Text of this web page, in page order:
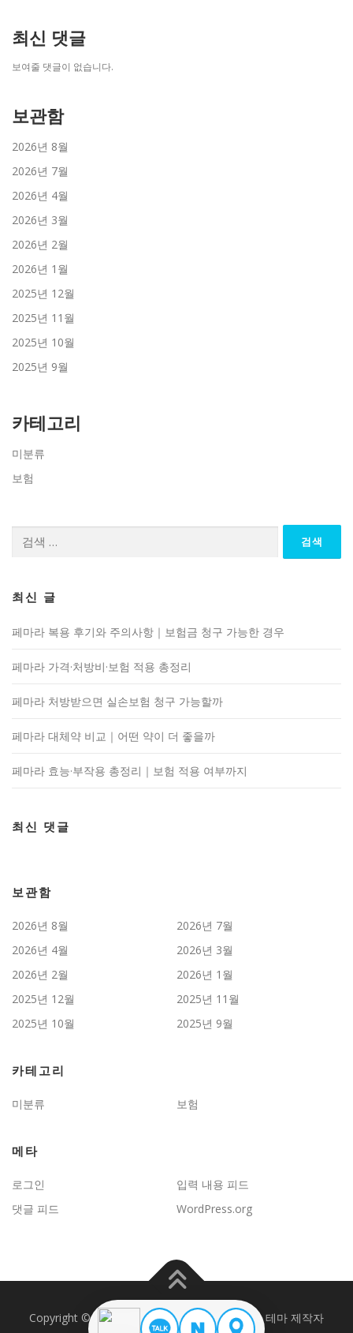
최신 댓글
보여줄 댓글이 없습니다.
보관함
2026년 8월
2026년 7월
2026년 4월
2026년 3월
2026년 2월
2026년 1월
2025년 12월
2025년 11월
2025년 10월
2025년 9월
카테고리
미분류
보험
최신 글
페마라 복용 후기와 주의사항｜보험금 청구 가능한 경우
페마라 가격·처방비·보험 적용 총정리
페마라 처방받으면 실손보험 청구 가능할까
페마라 대체약 비교｜어떤 약이 더 좋을까
페마라 효능·부작용 총정리｜보험 적용 여부까지
최신 댓글
보관함
2026년 8월
2026년 7월
2026년 4월
2026년 3월
2026년 2월
2026년 1월
2025년 12월
2025년 11월
2025년 10월
2025년 9월
카테고리
미분류 보험
메타
로그인
입력 내용 피드
댓글 피드
WordPress.org
Copyright © 2026 JD보험문제연구 –OnePress테마 제작자